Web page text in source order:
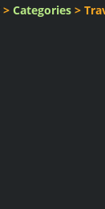
> Categories >